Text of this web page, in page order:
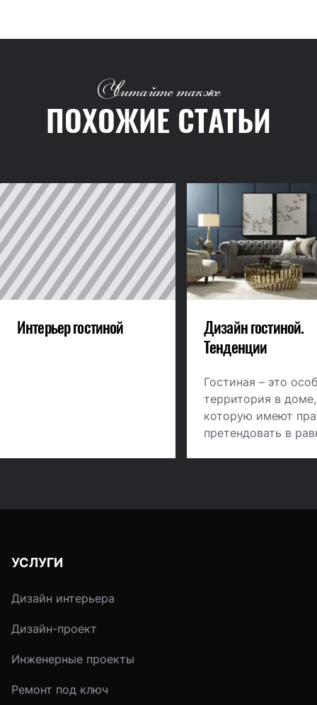
Читайте также
ПОХОЖИЕ СТАТЬИ
Интерьер гостиной
Дизайн гостиной.
Тенденции
Гостиная – это
территория в
которую имеют
претендовать в
УСЛУГИ
Дизайн интерьера
Дизайн-проект
Инженерные проекты
Ремонт под ключ